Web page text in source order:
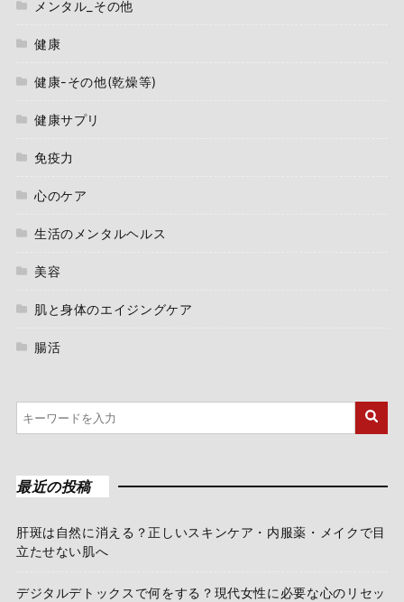
メンタル_その他
健康
健康-その他(乾燥等)
健康サプリ
免疫力
心のケア
生活のメンタルヘルス
美容
肌と身体のエイジングケア
腸活
最近の投稿
肝斑は自然に消える？正しいスキンケア・内服薬・メイクで目
立たせない肌へ
デジタルデトックスで何をする？現代女性に必要な心のリセッ